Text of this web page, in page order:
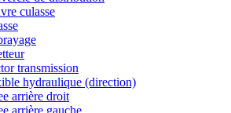
culasse
transmission
hydraulique (direction)
arrière droit
arrière gauche